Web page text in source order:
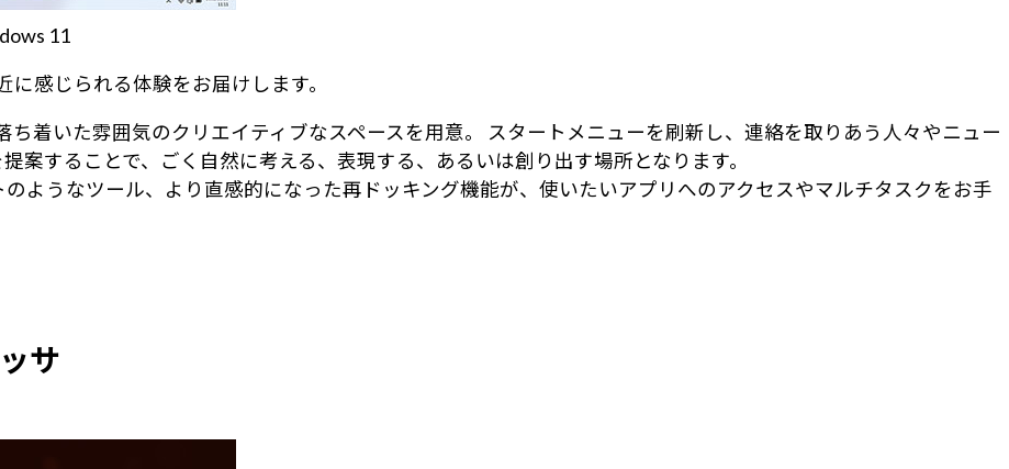
11
感じられる体験をお届けします。
着いた雰囲気のクリエイティブなスペースを用意。 スタートメニューを刷新し、連絡を取りあう人々やニュー
案することで、ごく自然に考える、表現する、あるいは創り出す場所となります。
ようなツール、より直感的になった再ドッキング機能が、使いたいアプリへのアクセスやマルチタスクをお手
サ